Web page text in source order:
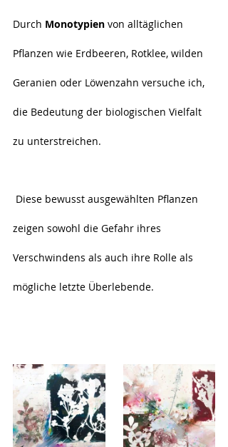
Durch Monotypien von alltäglichen
Pflanzen wie Erdbeeren, Rotklee, wilden
Geranien oder Löwenzahn versuche ich,
die Bedeutung der biologischen Vielfalt
zu unterstreichen.
zeigen sowohl die Gefahr ihres
Verschwindens als auch ihre Rolle als
mögliche letzte Überlebende.